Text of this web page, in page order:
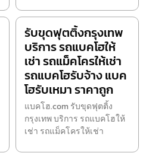
รับขุดฟุตติ้งกรุงเทพ
บริการ รถแบคโฮให้
เช่า รถแม็คโครให้เช่า
รถแบคโฮรับจ้าง แบค
โฮรับเหมา ราคาถูก
แบคโฮ.com รับขุดฟุตติ้ง
กรุงเทพ บริการ รถแบคโฮให้
เช่า รถแม็คโครให้เช่า